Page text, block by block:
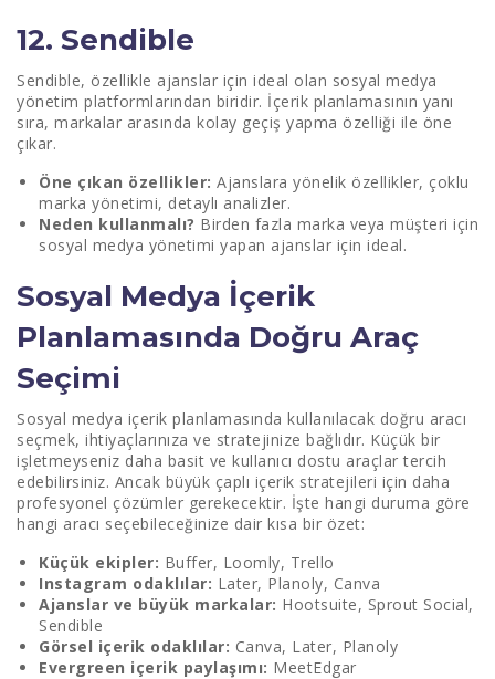
12. Sendible
Sendible, özellikle ajanslar için ideal olan sosyal medya
yönetim platformlarından biridir. İçerik planlamasının yanı
sıra, markalar arasında kolay geçiş yapma özelliği ile öne
çıkar.
Öne çıkan özellikler: Ajanslara yönelik özellikler, çoklu
marka yönetimi, detaylı analizler.
Neden kullanmalı? Birden fazla marka veya müşteri için
sosyal medya yönetimi yapan ajanslar için ideal.
Sosyal Medya İçerik
Planlamasında Doğru Araç
Seçimi
Sosyal medya içerik planlamasında kullanılacak doğru aracı
seçmek, ihtiyaçlarınıza ve stratejinize bağlıdır. Küçük bir
işletmeyseniz daha basit ve kullanıcı dostu araçlar tercih
edebilirsiniz. Ancak büyük çaplı içerik stratejileri için daha
profesyonel çözümler gerekecektir. İşte hangi duruma göre
hangi aracı seçebileceğinize dair kısa bir özet:
Küçük ekipler: Buffer, Loomly, Trello
Instagram odaklılar: Later, Planoly, Canva
Ajanslar ve büyük markalar: Hootsuite, Sprout Social,
Sendible
Görsel içerik odaklılar: Canva, Later, Planoly
Evergreen içerik paylaşımı: MeetEdgar